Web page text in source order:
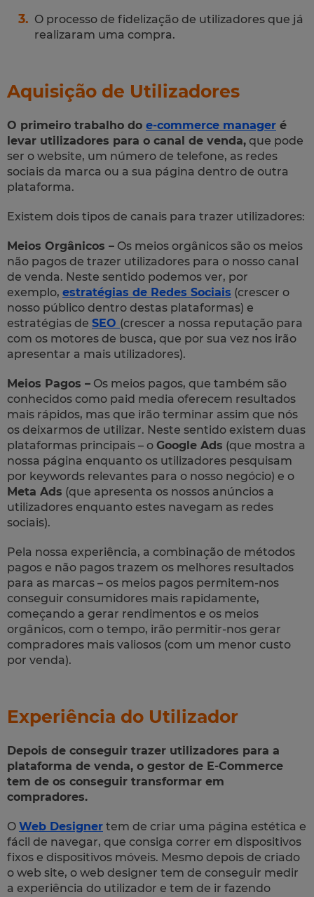
O processo de fidelização de utilizadores que já
realizaram uma compra.
Aquisição de Utilizadores
O primeiro trabalho do e-commerce manager é
levar utilizadores para o canal de venda, que pode
ser o website, um número de telefone, as redes
sociais da marca ou a sua página dentro de outra
plataforma.
Existem dois tipos de canais para trazer utilizadores:
Meios Orgânicos – Os meios orgânicos são os meios
não pagos de trazer utilizadores para o nosso canal
de venda. Neste sentido podemos ver, por
exemplo, estratégias de Redes Sociais (crescer o
nosso público dentro destas plataformas) e
estratégias de SEO (crescer a nossa reputação para
com os motores de busca, que por sua vez nos irão
apresentar a mais utilizadores).
Meios Pagos – Os meios pagos, que também são
conhecidos como paid media oferecem resultados
mais rápidos, mas que irão terminar assim que nós
os deixarmos de utilizar. Neste sentido existem duas
plataformas principais – o Google Ads (que mostra a
nossa página enquanto os utilizadores pesquisam
por keywords relevantes para o nosso negócio) e o
Meta Ads (que apresenta os nossos anúncios a
utilizadores enquanto estes navegam as redes
sociais).
Pela nossa experiência, a combinação de métodos
pagos e não pagos trazem os melhores resultados
para as marcas – os meios pagos permitem-nos
conseguir consumidores mais rapidamente,
começando a gerar rendimentos e os meios
orgânicos, com o tempo, irão permitir-nos gerar
compradores mais valiosos (com um menor custo
por venda).
Experiência do Utilizador
Depois de conseguir trazer utilizadores para a
plataforma de venda, o gestor de E-Commerce
tem de os conseguir transformar em
compradores.
O Web Designer tem de criar uma página estética e
fácil de navegar, que consiga correr em dispositivos
fixos e dispositivos móveis. Mesmo depois de criado
o web site, o web designer tem de conseguir medir
a experiência do utilizador e tem de ir fazendo